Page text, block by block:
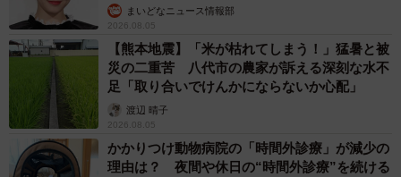
まいどなニュース情報部
2026.08.05
【熊本地震】「米が枯れてしまう！」猛暑と被
災の二重苦 八代市の農家が訴える深刻な水不
足「取り合いでけんかにならないか心配」
渡辺 晴子
2026.08.05
かかりつけ動物病院の「時間外診療」が減少の
理由は？ 夜間や休日の“時間外診療”を続ける